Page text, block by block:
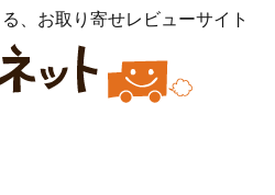
、お取り寄せレビューサイト